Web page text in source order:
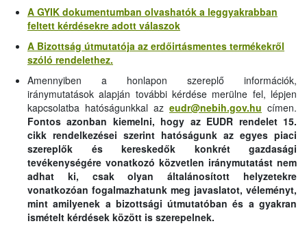
A GYIK dokumentumban olvashatók a leggyakrabban
feltett kérdésekre adott válaszok
A Bizottság útmutatója az erdőirtásmentes termékekről
szóló rendelethez.
Amennyiben a honlapon szereplő információk,
iránymutatások alapján további kérdése merülne fel, lépjen
kapcsolatba hatóságunkkal az eudr@nebih.gov.hu címen.
Fontos azonban kiemelni, hogy az EUDR rendelet 15.
cikk rendelkezései szerint hatóságunk az egyes piaci
szereplők és kereskedők konkrét gazdasági
tevékenységére vonatkozó közvetlen iránymutatást nem
adhat ki, csak olyan általánosított helyzetekre
vonatkozóan fogalmazhatunk meg javaslatot, véleményt,
mint amilyenek a bizottsági útmutatóban és a gyakran
ismételt kérdések között is szerepelnek.